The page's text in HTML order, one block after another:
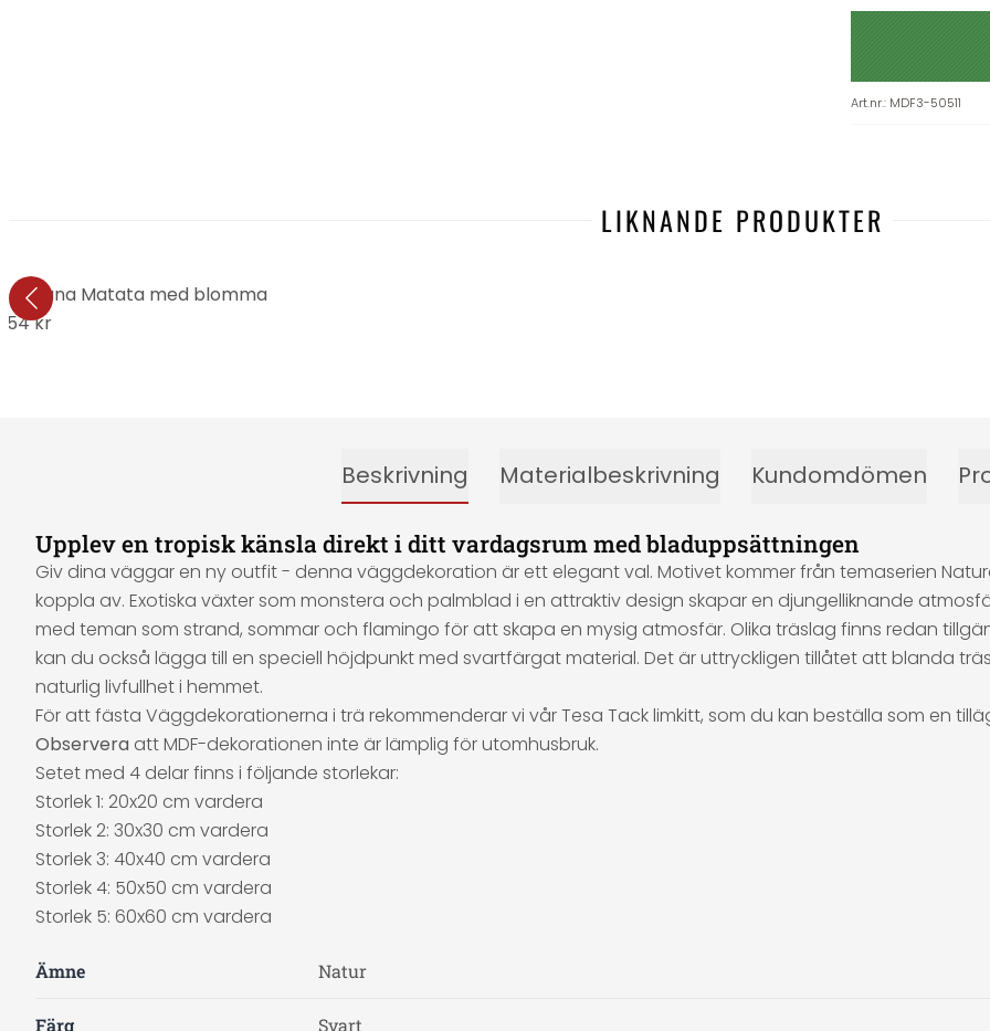
Art.nr.: MDF3-50511
LIKNANDE PRODUKTER
Hakuna Matata med blomma
kr
Beskrivning Materialbeskrivning Kundomdömen
Upplev en tropisk känsla direkt i ditt vardagsrum med bladuppsättningen
Giv dina väggar en ny outfit - denna väggdekoration är ett elegant val. Motivet kommer från temaserien
koppla av. Exotiska växter som monstera och palmblad i en attraktiv design skapar en djungelliknande
med teman som strand, sommar och flamingo för att skapa en mysig atmosfär. Olika träslag finns redan
kan du också lägga till en speciell höjdpunkt med svartfärgat material. Det är uttryckligen tillåtet att blanda
naturlig livfullhet i hemmet.
För att fästa Väggdekorationerna i trä rekommenderar vi vår Tesa Tack limkitt, som du kan beställa som en
Observera att MDF-dekorationen inte är lämplig för utomhusbruk.
Setet med 4 delar finns i följande storlekar:
Storlek 1: 20x20 cm vardera
Storlek 2: 30x30 cm vardera
Storlek 3: 40x40 cm vardera
Storlek 4: 50x50 cm vardera
Storlek 5: 60x60 cm vardera
Ämne Natur
Färg Svart